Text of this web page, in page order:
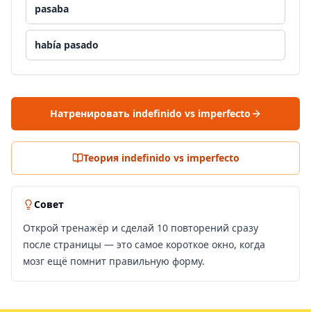
pasaba
había pasado
Натренировать indefinido vs imperfecto
Теория indefinido vs imperfecto
Совет
Открой тренажёр и сделай 10 повторений сразу
после страницы — это самое короткое окно, когда
мозг ещё помнит правильную форму.